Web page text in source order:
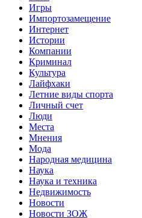
Игры
Импортозамещение
Интернет
Истории
Компании
Криминал
Культура
Лайфхаки
Летние виды спорта
Личный счет
Люди
Места
Мнения
Мода
Народная медицина
Наука
Наука и техника
Недвижимость
Новости
Новости ЗОЖ